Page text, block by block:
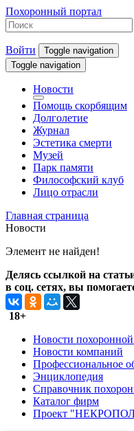
Похоронный портал
Войти
Toggle navigation
Toggle navigation
Новости
Помощь скорбящим
Долголетие
Журнал
Эстетика смерти
Музей
Парк памяти
Философский клуб
Лицо отрасли
Главная страница
Новости
Элемент не найден!
Делясь ссылкой на
в соц. сетях, вы
18+
Новости похоронной
Новости компаний
Профессиональное
Энциклопедия
Справочник
Каталог фирм
Проект